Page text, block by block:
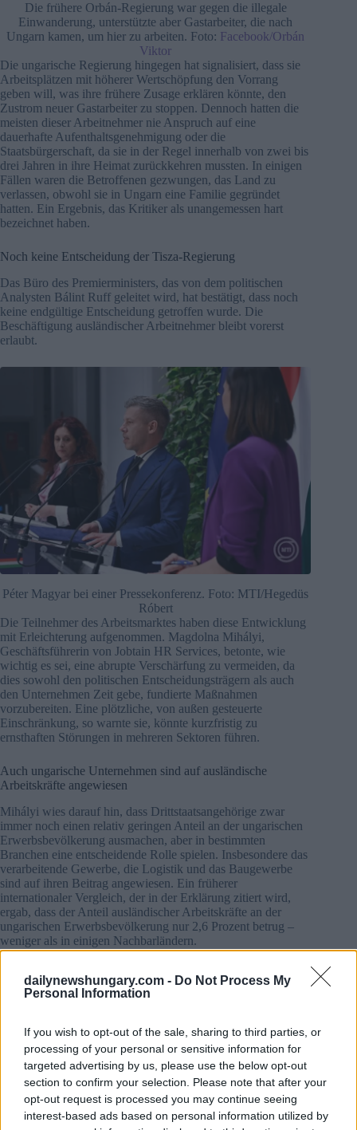
dailynewshungary.com - Do Not Process My
Personal Information
If you wish to opt-out of the sale, sharing to third parties, or
processing of your personal or sensitive information for
targeted advertising by us, please use the below opt-out
section to confirm your selection. Please note that after your
opt-out request is processed you may continue seeing
interest-based ads based on personal information utilized by
Die frühere Orbán-Regierung war gegen die illegale
Einwanderung, unterstützte aber Gastarbeiter, die nach
Ungarn kamen, um hier zu arbeiten. Foto: Facebook/Orbán
Viktor
Die ungarische Regierung hingegen hat signalisiert, dass sie
Arbeitsplätzen mit höherer Wertschöpfung den Vorrang
geben will, was ihre frühere Zusage erklären könnte, den
Zustrom neuer Gastarbeiter zu stoppen. Dennoch hatten die
meisten dieser Arbeitnehmer nie Anspruch auf eine
dauerhafte Aufenthaltsgenehmigung oder die
Staatsbürgerschaft, da sie in der Regel innerhalb von zwei bis
drei Jahren in ihre Heimat zurückkehren mussten. In einigen
Fällen waren die Betroffenen gezwungen, das Land zu
verlassen, obwohl sie in Ungarn eine Familie gegründet
hatten. Ein Ergebnis, das Kritiker als unangemessen hart
bezeichnet haben.
Noch keine Entscheidung der Tisza-Regierung
Das Büro des Premierministers, das von dem politischen
Analysten Bálint Ruff geleitet wird, hat bestätigt, dass noch
keine endgültige Entscheidung getroffen wurde. Die
Beschäftigung ausländischer Arbeitnehmer bleibt vorerst
erlaubt.
Péter Magyar bei einer Pressekonferenz. Foto: MTI/Hegedüs
Róbert
Die Teilnehmer des Arbeitsmarktes haben diese Entwicklung
mit Erleichterung aufgenommen. Magdolna Mihályi,
Geschäftsführerin von Jobtain HR Services, betonte, wie
wichtig es sei, eine abrupte Verschärfung zu vermeiden, da
dies sowohl den politischen Entscheidungsträgern als auch
den Unternehmen Zeit gebe, fundierte Maßnahmen
vorzubereiten. Eine plötzliche, von außen gesteuerte
Einschränkung, so warnte sie, könnte kurzfristig zu
ernsthaften Störungen in mehreren Sektoren führen.
Auch ungarische Unternehmen sind auf ausländische
Arbeitskräfte angewiesen
Mihályi wies darauf hin, dass Drittstaatsangehörige zwar
immer noch einen relativ geringen Anteil an der ungarischen
Erwerbsbevölkerung ausmachen, aber in bestimmten
Branchen eine entscheidende Rolle spielen. Insbesondere das
verarbeitende Gewerbe, die Logistik und das Baugewerbe
sind auf ihren Beitrag angewiesen. Ein früherer
internationaler Vergleich, der in der Erklärung zitiert wird,
ergab, dass der Anteil ausländischer Arbeitskräfte an der
ungarischen Erwerbsbevölkerung nur 2,6 Prozent betrug –
weniger als in einigen Nachbarländern.